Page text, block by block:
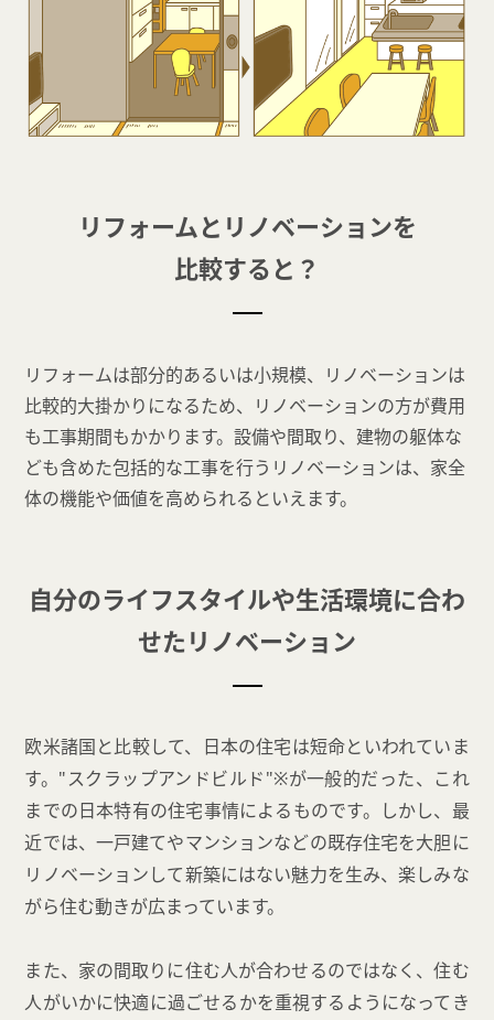
リフォームとリノベーションを
比較すると？
リフォームは部分的あるいは小規模、リノベーションは
比較的大掛かりになるため、リノベーションの方が費用
も工事期間もかかります。設備や間取り、建物の躯体な
ども含めた包括的な工事を行うリノベーションは、家全
体の機能や価値を高められるといえます。
自分のライフスタイルや生活環境に合わ
せたリノベーション
欧米諸国と比較して、日本の住宅は短命といわれていま
す。"スクラップアンドビルド"※が一般的だった、これ
までの日本特有の住宅事情によるものです。しかし、最
近では、一戸建てやマンションなどの既存住宅を大胆に
リノベーションして新築にはない魅力を生み、楽しみな
がら住む動きが広まっています。
また、家の間取りに住む人が合わせるのではなく、住む
人がいかに快適に過ごせるかを重視するようになってき